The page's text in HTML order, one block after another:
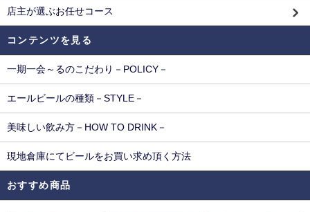
店主が選ぶお任せコース
コンテンツを見る
一期一会～るのこだわり－POLICY－
エールビールの種類－STYLE－
美味しい飲み方－HOW TO DRINK－
現地倉庫にてビールをお買い求め頂く方法
おすすめ商品